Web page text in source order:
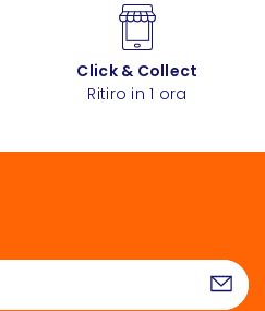
Click & Collect
Ritiro in 1 ora